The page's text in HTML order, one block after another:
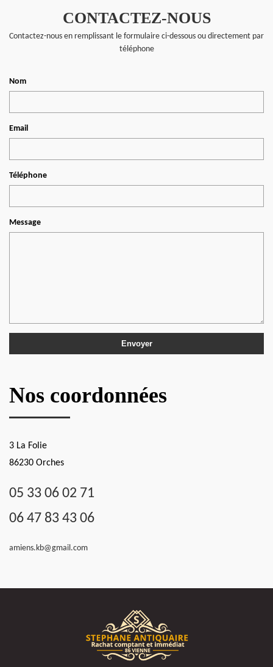
CONTACTEZ-NOUS
Contactez-nous en remplissant le formulaire ci-dessous ou directement par
téléphone
Nom
Email
Téléphone
Message
Nos coordonnées
3 La Folie
86230 Orches
05 33 06 02 71
06 47 83 43 06
amiens.kb@gmail.com